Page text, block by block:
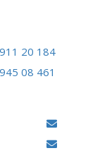
911 20 184
945 08 461